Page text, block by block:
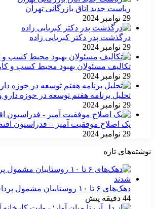
ریاست جدید اتاق بازرگانی تهران
29 نوامبر 2024
درگذشت پدر دکتر کبریایی زاده
29 نوامبر 2024
تکالیف مسئولان بهبود محیط کسب و
29 نوامبر 2024
تحلیل برنامه هفتم توسعه در حوزه
29 نوامبر 2024
یک اصلاح موفقیت آمیز – فدراسیون
29 نوامبر 2024
نوشته‌های تازه
دهک‌های ۶ تا ۱۰ روستاییان مشمول پرداخت حق بیمه شدند
44 دقیقه پیش